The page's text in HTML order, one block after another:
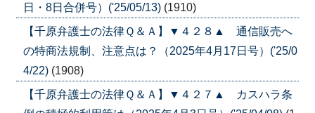
日・8日合併号）('25/05/13) (1910)
【千原弁護士の法律Ｑ＆Ａ】▼４２８▲ 通信販売へ
の特商法規制、注意点は？（2025年4月17日号）('25/0
4/22) (1908)
【千原弁護士の法律Ｑ＆Ａ】▼４２７▲ カスハラ条